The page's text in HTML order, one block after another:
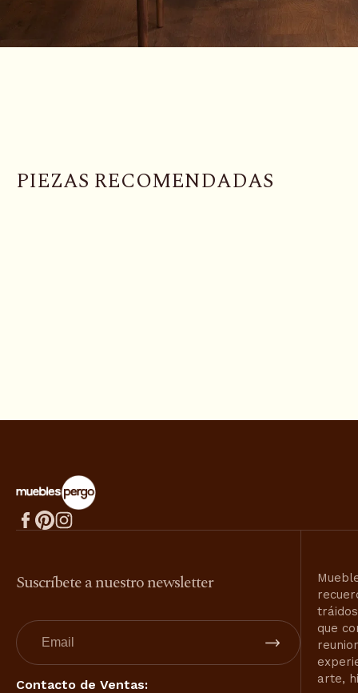
PIEZAS RECOMENDADAS
Suscríbete a nuestro newsletter
Contacto de Ventas:
que
arte,